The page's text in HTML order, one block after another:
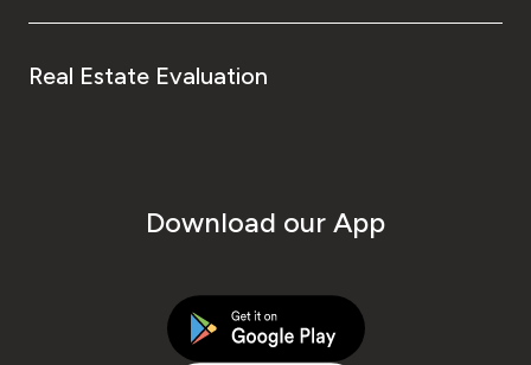
Real Estate Evaluation
Download our App